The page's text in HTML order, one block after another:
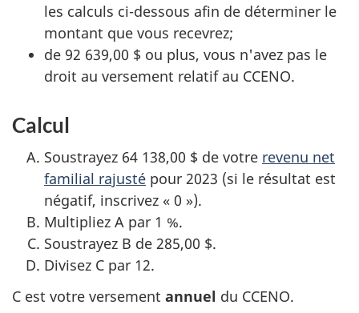
les calculs ci-dessous afin de déterminer le
montant que vous recevrez;
de 92 639,00 $ ou plus, vous n'avez pas le
droit au versement relatif au CCENO.
Calcul
Soustrayez 64 138,00 $ de votre revenu net
familial rajusté pour 2023 (si le résultat est
négatif, inscrivez « 0 »).
Multipliez A par 1 %.
Soustrayez B de 285,00 $.
Divisez C par 12.
C est votre versement annuel du CCENO.